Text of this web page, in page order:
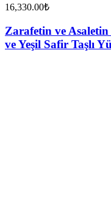
16,330.00₺
Zarafetin ve Asaletin
ve Yeşil Safir Taşlı